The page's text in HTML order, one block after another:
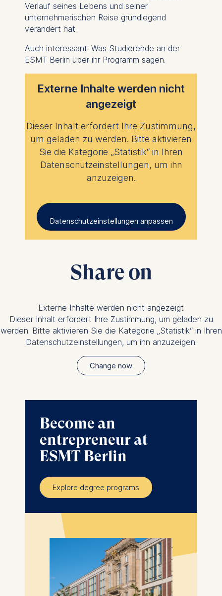
Verlauf seines Lebens und seiner
unternehmerischen Reise grundlegend
verändert hat.
Auch interessant: Was Studierende an der
ESMT Berlin über ihr Programm sagen.
Externe Inhalte werden nicht
angezeigt
Dieser Inhalt erfordert Ihre Zustimmung,
um geladen zu werden. Bitte aktivieren
Sie die Kategorie „Statistik“ in Ihren
Datenschutzeinstellungen, um ihn
anzuzeigen.
Datenschutzeinstellungen anpassen
Share on
Externe Inhalte werden nicht angezeigt
Dieser Inhalt erfordert Ihre Zustimmung, um geladen zu
werden. Bitte aktivieren Sie die Kategorie „Statistik“ in Ihren
Datenschutzeinstellungen, um ihn anzuzeigen.
Change now
Become an
entrepreneur at
ESMT Berlin
Explore degree programs